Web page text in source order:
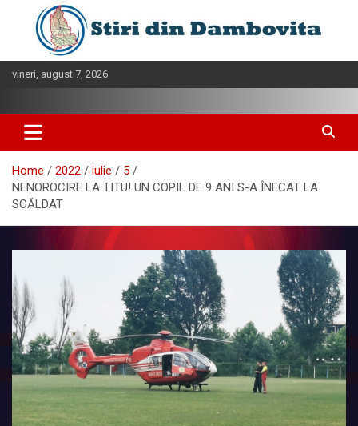
content
vineri, august 7, 2026
Home 2022 iulie
5
NENOROCIRE LA TITU! UN COPIL DE 9 ANI S-A ÎNECAT LA
SCĂLDAT